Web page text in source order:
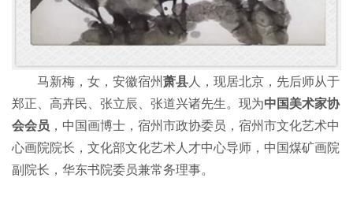
马新梅，女，安徽宿州萧县人，现居北京，先后师从于
郑正、高卉民、张立辰、张道兴诸先生。现为中国美术家协
会会员 ，中国画博士，宿州市政协委员，宿州市文化艺术中
心画院院长，文化部文化艺术人才中心导师，中国煤矿画院
副院长，华东书院委员兼常务理事。